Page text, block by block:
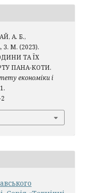
А. Б.,
М. (2023).
ТА ЇХ
ПАНА-КОТИ.
економіки і